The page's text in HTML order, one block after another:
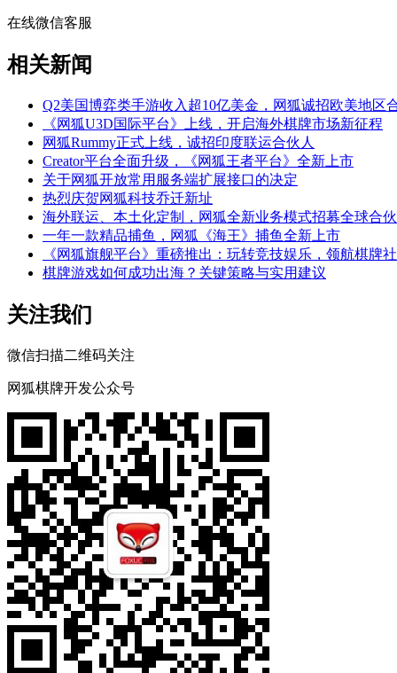
在线微信客服
相关新闻
Q2美国博弈类手游收入超10亿美金，网狐诚招欧美地区
《网狐U3D国际平台》上线，开启海外棋牌市场新征程
网狐Rummy正式上线，诚招印度联运合伙人
Creator平台全面升级，《网狐王者平台》全新上市
关于网狐开放常用服务端扩展接口的决定
热烈庆贺网狐科技乔迁新址
海外联运、本土化定制，网狐全新业务模式招募全球合伙
一年一款精品捕鱼，网狐《海王》捕鱼全新上市
《网狐旗舰平台》重磅推出：玩转竞技娱乐，领航棋牌
棋牌游戏如何成功出海？关键策略与实用建议
关注我们
微信扫描二维码关注
网狐棋牌开发公众号